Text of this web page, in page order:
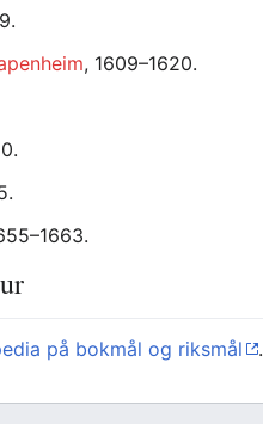
, 1609–1620.
på bokmål og riksmål .